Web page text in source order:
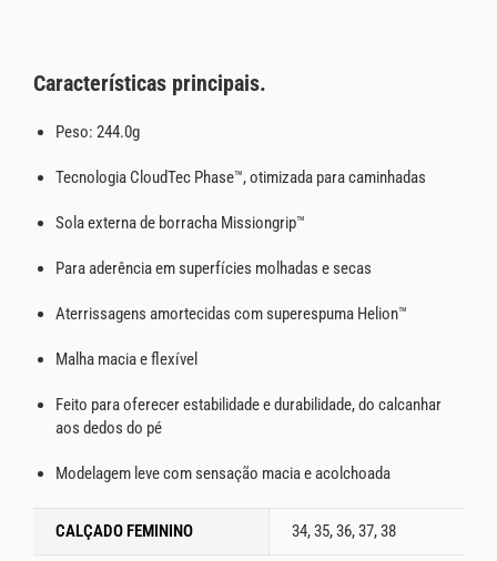
Características principais.
Peso: 244.0g
Tecnologia CloudTec Phase™, otimizada para caminhadas
Sola externa de borracha Missiongrip™
Para aderência em superfícies molhadas e secas
Aterrissagens amortecidas com superespuma Helion™
Malha macia e flexível
Feito para oferecer estabilidade e durabilidade, do calcanhar
aos dedos do pé
Modelagem leve com sensação macia e acolchoada
CALÇADO FEMININO 34, 35, 36, 37, 38